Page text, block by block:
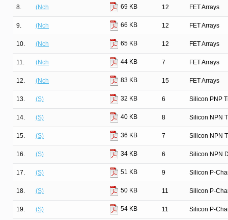
8. (Nch 69 KB 12 FET Arrays
9. (Nch 66 KB 12 FET Arrays
10. (Nch 65 KB 12 FET Arrays
11. (Nch 44 KB 7 FET Arrays
12. (Nch 83 KB 15 FET Arrays
13. (S) 32 KB 6 Silicon PNP
14. (S) 40 KB 8 Silicon NPN
15. (S) 36 KB 7 Silicon NPN
16. (S) 34 KB 6 Silicon NPN
17. (S) 51 KB 9 Silicon P-
18. (S) 50 KB 11 Silicon P-
19. (S) 54 KB 11 Silicon P-